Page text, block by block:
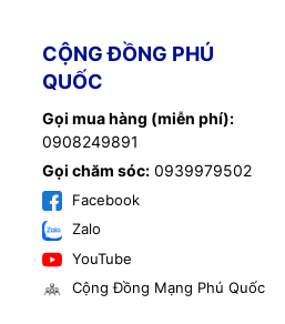
CỘNG ĐỒNG PHÚ
QUỐC
Gọi mua hàng (miễn phí):
0908249891
Gọi chăm sóc: 0939979502
Facebook
Zalo
YouTube
Cộng Đồng Mạng Phú Quốc